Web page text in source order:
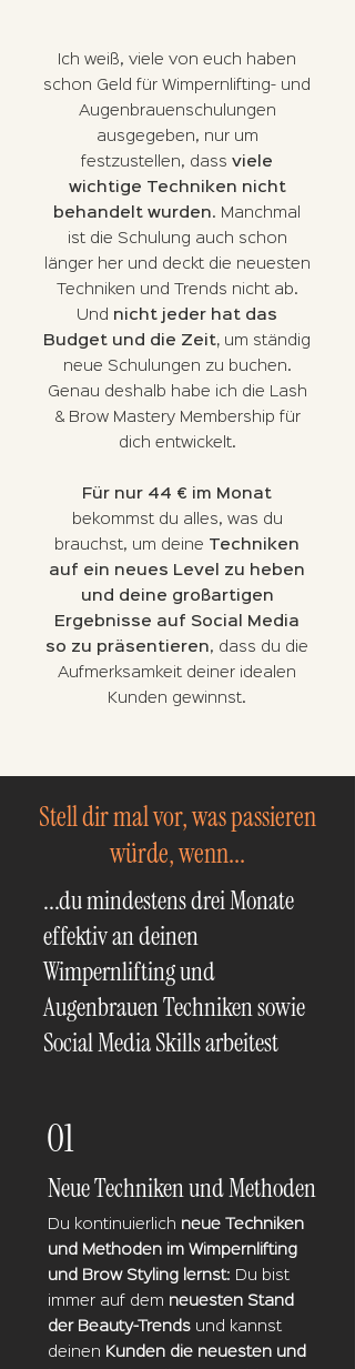
Ich weiß, viele von euch haben
schon Geld für Wimpernlifting- und
Augenbrauenschulungen
ausgegeben, nur um
festzustellen, dass viele
wichtige Techniken nicht
behandelt wurden. Manchmal
ist die Schulung auch schon
länger her und deckt die neuesten
Techniken und Trends nicht ab.
Und nicht jeder hat das
Budget und die Zeit, um ständig
neue Schulungen zu buchen.
Genau deshalb habe ich die Lash
& Brow Mastery Membership für
dich entwickelt.
Für nur 44 € im Monat
bekommst du alles, was du
brauchst, um deine Techniken
auf ein neues Level zu heben
und deine großartigen
Ergebnisse auf Social Media
so zu präsentieren, dass du die
Aufmerksamkeit deiner idealen
Kunden gewinnst.
Stell dir mal vor, was passieren
würde, wenn...
...du mindestens drei Monate
effektiv an deinen
Wimpernlifting und
Augenbrauen Techniken sowie
Social Media Skills arbeitest
01
Neue Techniken und Methoden
Du kontinuierlich neue Techniken
und Methoden im Wimpernlifting
und Brow Styling lernst: Du bist
immer auf dem neuesten Stand
der Beauty-Trends und kannst
deinen Kunden die neuesten und